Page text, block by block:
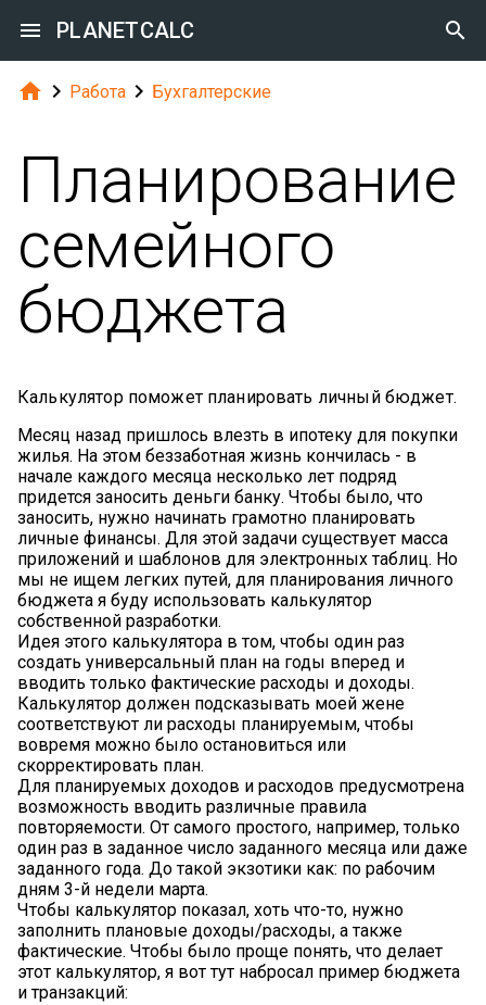
 PLANETCALC 
  Работа  Бухгалтерские
Планирование
семейного
бюджета
Калькулятор поможет планировать личный бюджет.
Месяц назад пришлось влезть в ипотеку для покупки
жилья. На этом беззаботная жизнь кончилась - в
начале каждого месяца несколько лет подряд
придется заносить деньги банку. Чтобы было, что
заносить, нужно начинать грамотно планировать
личные финансы. Для этой задачи существует масса
приложений и шаблонов для электронных таблиц. Но
мы не ищем легких путей, для планирования личного
бюджета я буду использовать калькулятор
собственной разработки.
Идея этого калькулятора в том, чтобы один раз
создать универсальный план на годы вперед и
вводить только фактические расходы и доходы.
Калькулятор должен подсказывать моей жене
соответствуют ли расходы планируемым, чтобы
вовремя можно было остановиться или
скорректировать план.
Для планируемых доходов и расходов предусмотрена
возможность вводить различные правила
повторяемости. От самого простого, например, только
один раз в заданное число заданного месяца или даже
заданного года. До такой экзотики как: по рабочим
дням 3-й недели марта.
Чтобы калькулятор показал, хоть что-то, нужно
заполнить плановые доходы/расходы, а также
фактические. Чтобы было проще понять, что делает
этот калькулятор, я вот тут набросал пример бюджета
и транзакций: